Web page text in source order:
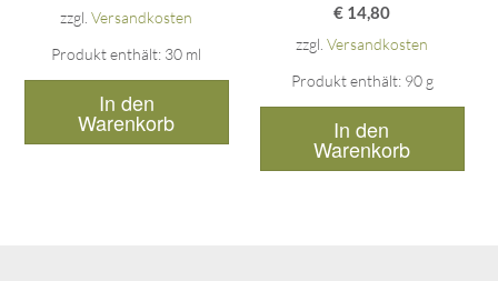
zzgl.Versandkosten
Produkt enthält: 30 ml
In den
Warenkorb
€ 14,80
zzgl.Versandkosten
Produkt enthält: 90 g
In den
Warenkorb